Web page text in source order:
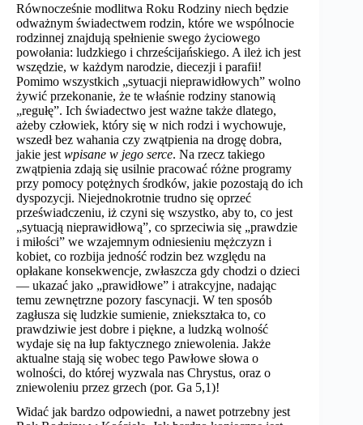
Równocześnie modlitwa Roku Rodziny niech będzie
odważnym świadectwem rodzin, które we wspólnocie
rodzinnej znajdują spełnienie swego życiowego
powołania: ludzkiego i chrześcijańskiego. A ileż ich jest
wszędzie, w każdym narodzie, diecezji i parafii!
Pomimo wszystkich „sytuacji nieprawidłowych” wolno
żywić przekonanie, że te właśnie rodziny stanowią
„regułę”. Ich świadectwo jest ważne także dlatego,
ażeby człowiek, który się w nich rodzi i wychowuje,
wszedł bez wahania czy zwątpienia na drogę dobra,
jakie jest wpisane w jego serce. Na rzecz takiego
zwątpienia zdają się usilnie pracować różne programy
przy pomocy potężnych środków, jakie pozostają do ich
dyspozycji. Niejednokrotnie trudno się oprzeć
przeświadczeniu, iż czyni się wszystko, aby to, co jest
„sytuacją nieprawidłową”, co sprzeciwia się „prawdzie
i miłości” we wzajemnym odniesieniu mężczyzn i
kobiet, co rozbija jedność rodzin bez względu na
opłakane konsekwencje, zwłaszcza gdy chodzi o dzieci
— ukazać jako „prawidłowe” i atrakcyjne, nadając
temu zewnętrzne pozory fascynacji. W ten sposób
zagłusza się ludzkie sumienie, zniekształca to, co
prawdziwie jest dobre i piękne, a ludzką wolność
wydaje się na łup faktycznego zniewolenia. Jakże
aktualne stają się wobec tego Pawłowe słowa o
wolności, do której wyzwala nas Chrystus, oraz o
zniewoleniu przez grzech (por. Ga 5,1)!
Widać jak bardzo odpowiedni, a nawet potrzebny jest